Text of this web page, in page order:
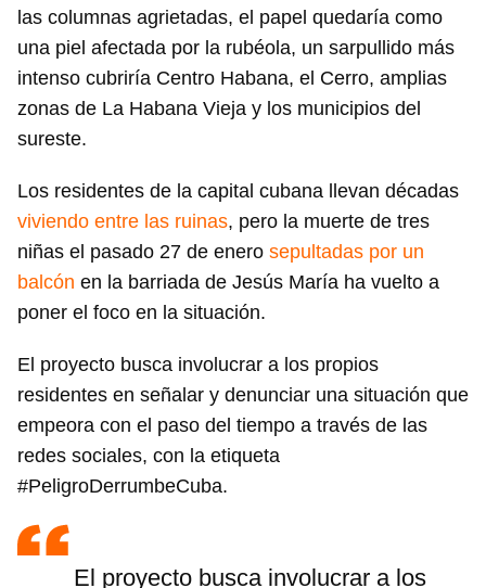
las columnas agrietadas, el papel quedaría como
una piel afectada por la rubéola, un sarpullido más
intenso cubriría Centro Habana, el Cerro, amplias
zonas de La Habana Vieja y los municipios del
sureste.
Los residentes de la capital cubana llevan décadas
viviendo entre las ruinas, pero la muerte de tres
niñas el pasado 27 de enero sepultadas por un
balcón en la barriada de Jesús María ha vuelto a
poner el foco en la situación.
El proyecto busca involucrar a los propios
residentes en señalar y denunciar una situación que
empeora con el paso del tiempo a través de las
redes sociales, con la etiqueta
#PeligroDerrumbeCuba.
El proyecto busca involucrar a los